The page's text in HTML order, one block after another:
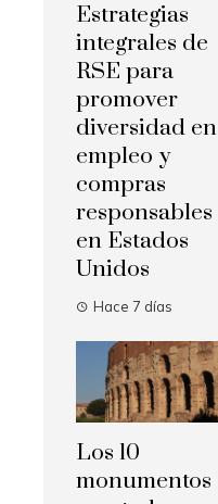
Estrategias
integrales de
RSE para
promover
diversidad en
empleo y
compras
responsables
en Estados
Unidos
Hace 7 días
Los 10
monumentos